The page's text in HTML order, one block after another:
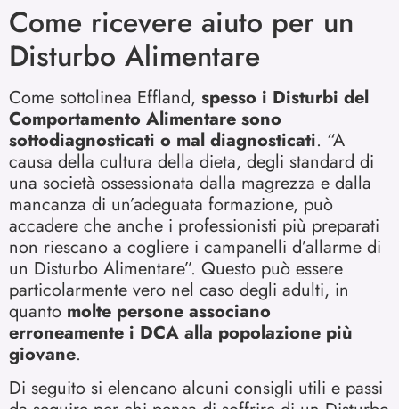
Come ricevere aiuto per un
Disturbo Alimentare
Come sottolinea Effland, spesso i Disturbi del
Comportamento Alimentare sono
sottodiagnosticati o mal diagnosticati. “A
causa della cultura della dieta, degli standard di
una società ossessionata dalla magrezza e dalla
mancanza di un’adeguata formazione, può
accadere che anche i professionisti più preparati
non riescano a cogliere i campanelli d’allarme di
un Disturbo Alimentare”. Questo può essere
particolarmente vero nel caso degli adulti, in
quanto molte persone associano
erroneamente i DCA alla popolazione più
giovane.
Di seguito si elencano alcuni consigli utili e passi